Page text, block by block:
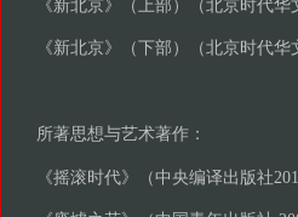
《新北京》（上部）（北京时代华
《新北京》（下部）（北京时代华
所著思想与艺术著作：
《摇滚时代》（中央编译出版社